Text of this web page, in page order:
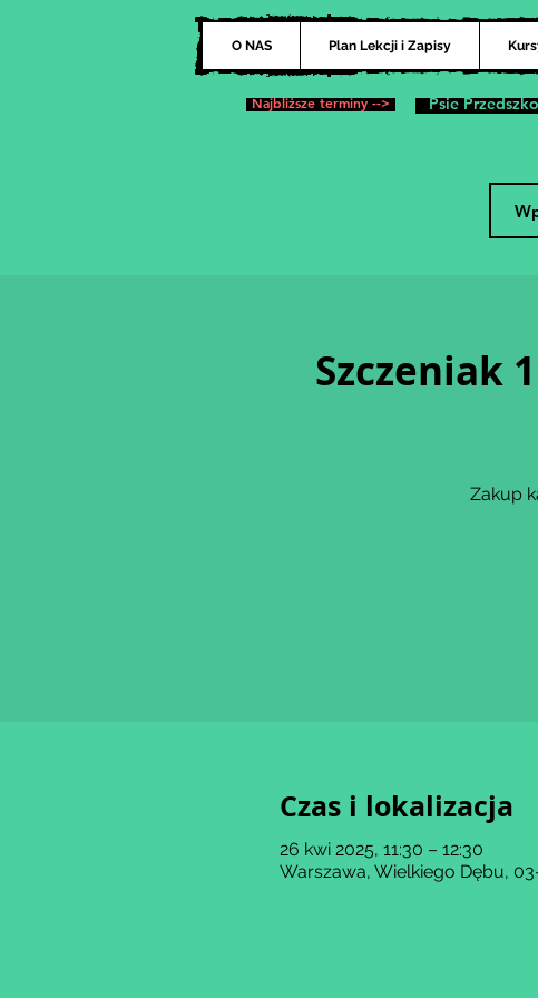
O NAS Plan Lekcji i Zapisy
Najbliższe terminy --> Psie
Szczeniak
Zakup
Czas i lokalizacja
26 kwi 2025, 11:30 – 12:30
Warszawa, Wielkiego Dębu,